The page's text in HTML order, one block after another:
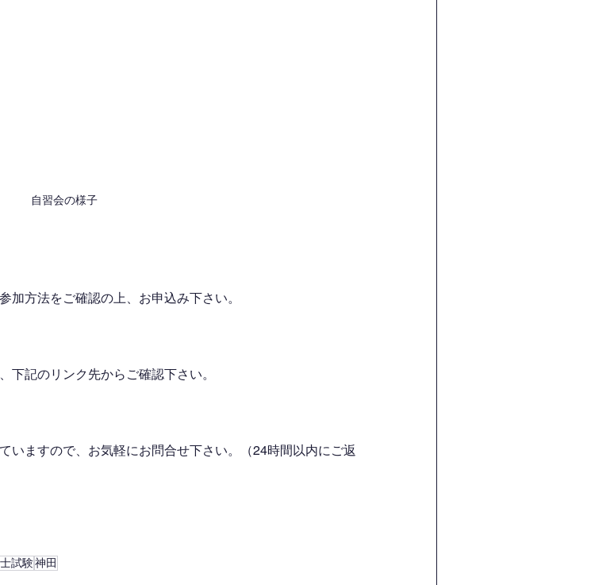
自習会の様子
加方法をご確認の上、お申込み下さい。
下記のリンク先からご確認下さい。
いますので、お気軽にお問合せ下さい。（24時間以内にご返
試験神田